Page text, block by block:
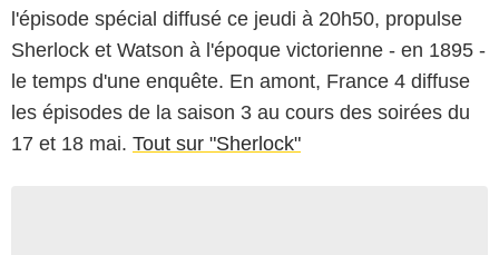
l'épisode spécial diffusé ce jeudi à 20h50, propulse
Sherlock et Watson à l'époque victorienne - en 1895 -
le temps d'une enquête. En amont, France 4 diffuse
les épisodes de la saison 3 au cours des soirées du
17 et 18 mai. Tout sur "Sherlock"